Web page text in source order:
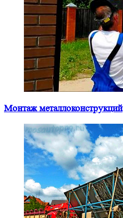
Монтаж металлоконструкций